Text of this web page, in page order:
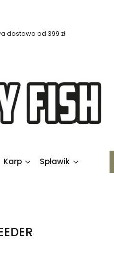
dostawa od 399 zł
Karp Spławik